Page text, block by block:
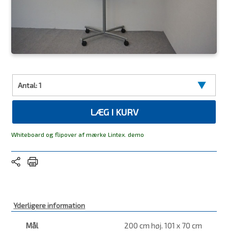
Antal:1
LÆG I KURV
Whiteboard og flipover af mærke Lintex. demo
Yderligere information
Mål 200 cm høj. 101 x 70 cm